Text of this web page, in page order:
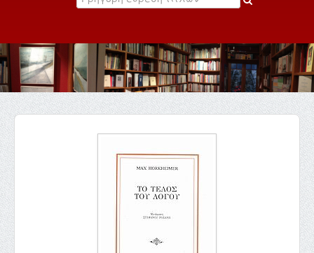
Κατάλογος
Εκδηλώσεις
Επικοινωνία